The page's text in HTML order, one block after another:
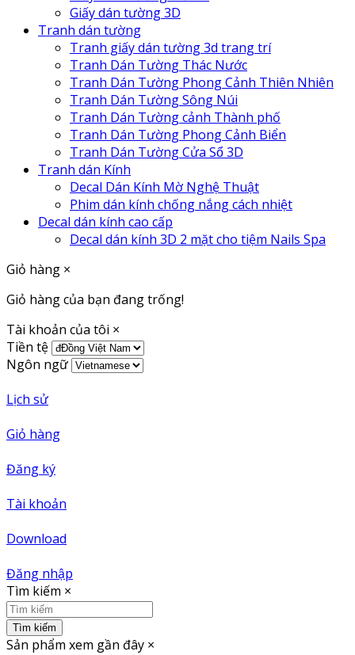
Giấy dán tường 3D
Tranh dán tường
Tranh giấy dán tường 3d trang trí
Tranh Dán Tường Thác Nước
Tranh Dán Tường Phong Cảnh Thiên Nhiên
Tranh Dán Tường Sông Núi
Tranh Dán Tường cảnh Thành phố
Tranh Dán Tường Phong Cảnh Biển
Tranh Dán Tường Cửa Sổ 3D
Tranh dán Kính
Decal Dán Kính Mờ Nghệ Thuật
Phim dán kính chống nắng cách nhiệt
Decal dán kính cao cấp
Decal dán kính 3D 2 mặt cho tiệm Nails Spa
Giỏ hàng ×
Giỏ hàng của bạn đang trống!
Tài khoản của tôi ×
Tiền tệ
Ngôn ngữ
Lịch sử
Giỏ hàng
Đăng ký
Tài khoản
Download
Đăng nhập
Tìm kiếm ×
Tìm kiếm
Sản phẩm xem gần đây ×